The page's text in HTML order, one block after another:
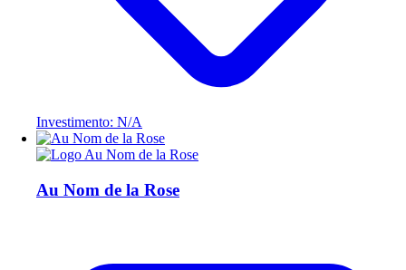
Investimento: N/A
Au Nom de la Rose